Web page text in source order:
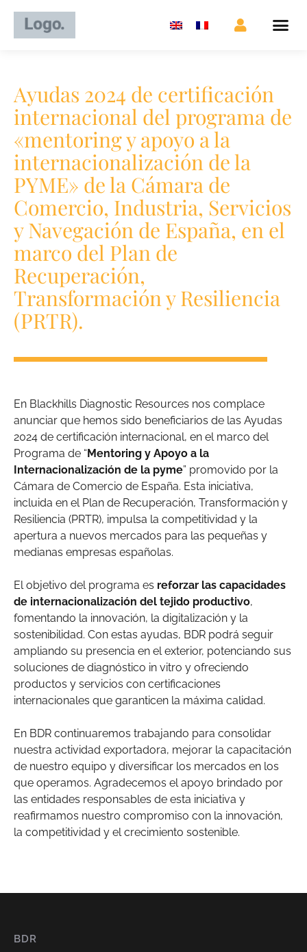
Ayudas 2024 de certificación
internacional del programa de
«mentoring y apoyo a la
internacionalización de la
PYME» de la Cámara de
Comercio, Industria, Servicios
y Navegación de España, en el
marco del Plan de
Recuperación,
Transformación y Resiliencia
(PRTR).
En Blackhills Diagnostic Resources nos complace
anunciar que hemos sido beneficiarios de las Ayudas
2024 de certificación internacional, en el marco del
Programa de “Mentoring y Apoyo a la
Internacionalización de la pyme” promovido por la
Cámara de Comercio de España. Esta iniciativa,
incluida en el Plan de Recuperación, Transformación y
Resiliencia (PRTR), impulsa la competitividad y la
apertura a nuevos mercados para las pequeñas y
medianas empresas españolas.
El objetivo del programa es reforzar las capacidades
de internacionalización del tejido productivo,
fomentando la innovación, la digitalización y la
sostenibilidad. Con estas ayudas, BDR podrá seguir
ampliando su presencia en el exterior, potenciando sus
soluciones de diagnóstico in vitro y ofreciendo
productos y servicios con certificaciones
internacionales que garanticen la máxima calidad.
En BDR continuaremos trabajando para consolidar
nuestra actividad exportadora, mejorar la capacitación
de nuestro equipo y diversificar los mercados en los
que operamos. Agradecemos el apoyo brindado por
las entidades responsables de esta iniciativa y
reafirmamos nuestro compromiso con la innovación,
la competitividad y el crecimiento sostenible.
BDR